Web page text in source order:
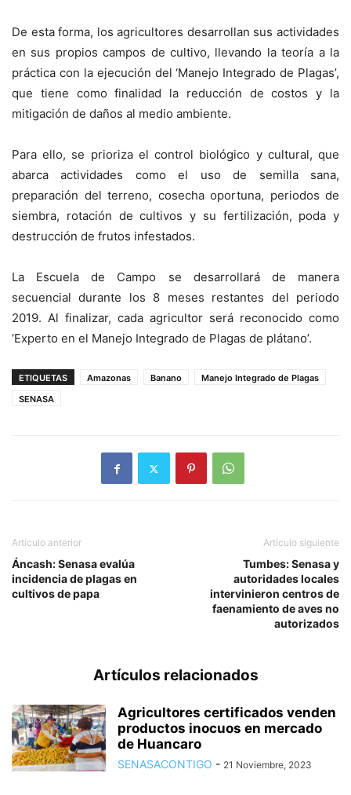
De esta forma, los agricultores desarrollan sus actividades
en sus propios campos de cultivo, llevando la teoría a la
práctica con la ejecución del ‘Manejo Integrado de Plagas’,
que tiene como finalidad la reducción de costos y la
mitigación de daños al medio ambiente.
Para ello, se prioriza el control biológico y cultural, que
abarca actividades como el uso de semilla sana,
preparación del terreno, cosecha oportuna, periodos de
siembra, rotación de cultivos y su fertilización, poda y
destrucción de frutos infestados.
La Escuela de Campo se desarrollará de manera
secuencial durante los 8 meses restantes del periodo
2019. Al finalizar, cada agricultor será reconocido como
‘Experto en el Manejo Integrado de Plagas de plátano’.
ETIQUETAS Amazonas Banano
Manejo Integrado de Plagas
SENASA
Artículo anterior
Áncash: Senasa evalúa
incidencia de plagas en
cultivos de papa
Artículo siguiente
Tumbes: Senasa y
autoridades locales
intervinieron centros de
faenamiento de aves no
autorizados
Artículos relacionados
Agricultores certificados venden
productos inocuos en mercado
de Huancaro
SENASACONTIGO - 21 Noviembre, 2023